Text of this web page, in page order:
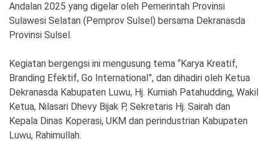
Andalan 2025 yang digelar oleh Pemerintah Provinsi
Sulawesi Selatan (Pemprov Sulsel) bersama Dekranasda
Provinsi Sulsel.
Kegiatan bergengsi ini mengusung tema “Karya Kreatif,
Branding Efektif, Go International”, dan dihadiri oleh Ketua
Dekranasda Kabupaten Luwu, Hj. Kurniah Patahudding, Wakil
Ketua, Nilasari Dhevy Bijak P, Sekretaris Hj. Sairah dan
Kepala Dinas Koperasi, UKM dan perindustrian Kabupaten
Luwu, Rahimullah.